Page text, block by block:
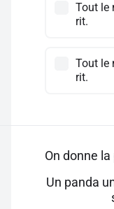
Tout le
rit.
Tout le
rit.
On donne
Un panda